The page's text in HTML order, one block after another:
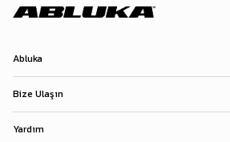
Abluka
Bize Ulaşın
Yardım